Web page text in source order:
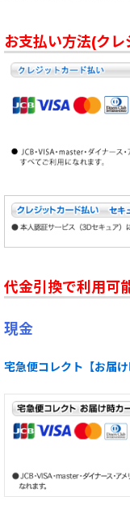
お支払い方法(ク
代金引換で利用可
現金
宅急便コレクト【お届け